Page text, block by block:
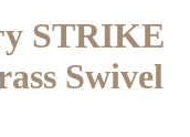
STRIKE
Swivel